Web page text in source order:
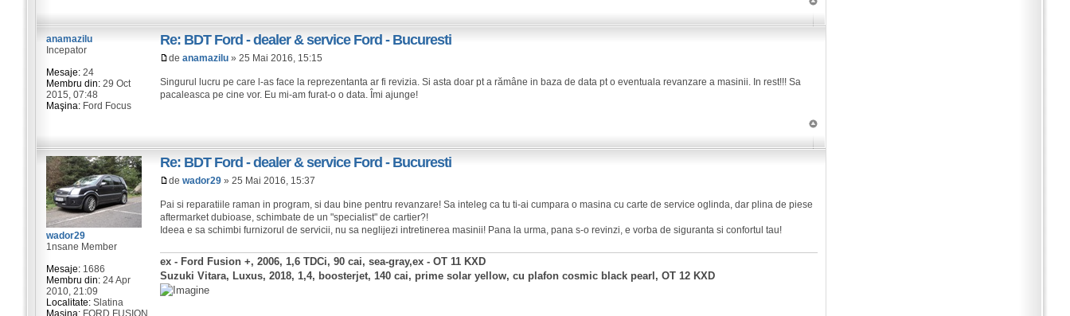
Re: BDT Ford - dealer & service Ford - Bucuresti
deanamazilu » 25 Mai 2016, 15:15
Singurul lucru pe care l-as face la reprezentanta ar fi revizia. Si asta doar pt a rămâne in baza de data pt o eventuala revanzare a masinii. In rest!!! Sa
pacaleasca pe cine vor. Eu mi-am furat-o o data. Îmi ajunge!
anamazilu
Incepator
Mesaje:24
Membru din:29 Oct
2015, 07:48
Maşina:Ford Focus
Re: BDT Ford - dealer & service Ford - Bucuresti
dewador29 » 25 Mai 2016, 15:37
Pai si reparatiile raman in program, si dau bine pentru revanzare! Sa inteleg ca tu ti-ai cumpara o masina cu carte de service oglinda, dar plina de piese
aftermarket dubioase, schimbate de un "specialist" de cartier?!
Ideea e sa schimbi furnizorul de servicii, nu sa neglijezi intretinerea masinii! Pana la urma, pana s-o revinzi, e vorba de siguranta si confortul tau!
ex - Ford Fusion +, 2006, 1,6 TDCi, 90 cai, sea-gray,ex - OT 11 KXD
Suzuki Vitara, Luxus, 2018, 1,4, boosterjet, 140 cai, prime solar yellow, cu plafon cosmic black pearl, OT 12 KXD
wador29
1nsane Member
Mesaje:1686
Membru din:24 Apr
2010, 21:09
Localitate:Slatina
Maşina:FORD FUSION